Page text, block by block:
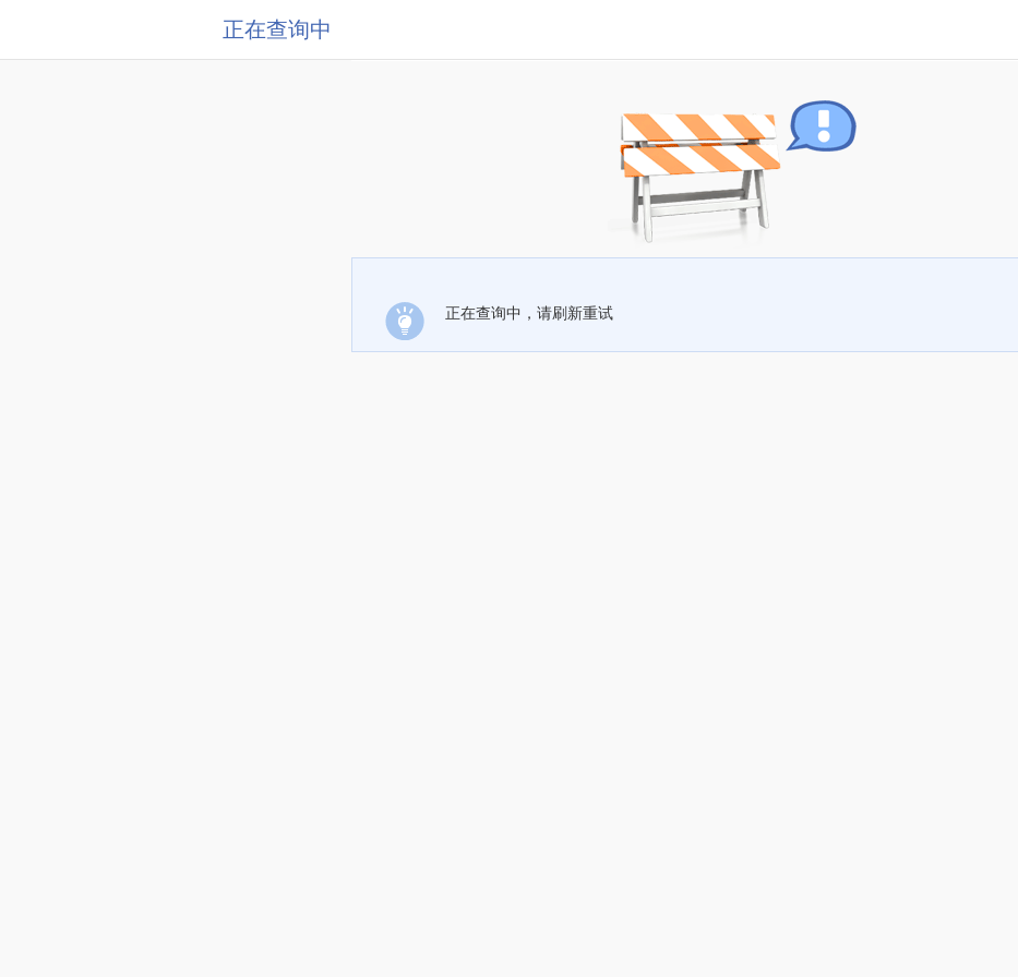
正在查询中
正在查询中，请刷新重试